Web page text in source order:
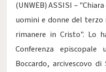
(UNWEB) ASSISI –
uomini e donne del terzo
rimanere in Cristo". Lo
Conferenza episcopale
Boccardo, arcivescovo